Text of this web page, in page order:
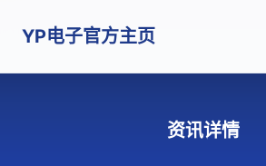
YP电子官方主页
资讯详情